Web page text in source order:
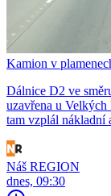
Kamion v
Dálnice D2 ve
uzavřena u
tam vzplál
Náš REGION
dnes, 09:30